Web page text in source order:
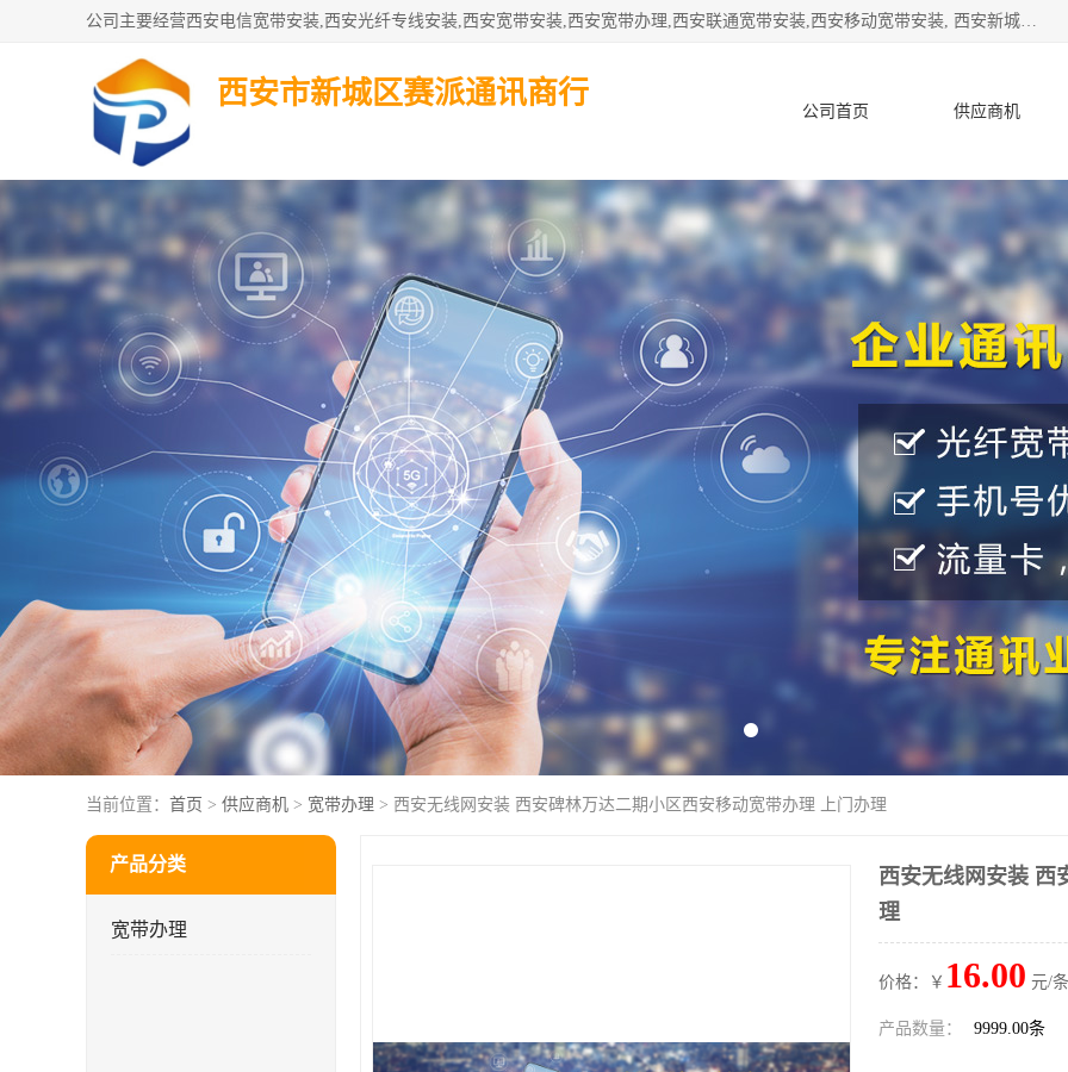
公司主要经营西安电信宽带安装,西安光纤专线安装,西安宽带安装,西安宽带办理,西安联通宽带安装,西安移动宽带安装, 西安新城赛派通讯商行从事西安地区的联通，移动，电信宽带安装，光纤专线安装，宽带办理等业务
西安市新城区赛派通讯商行
公司首页 供应商机
产品知识 客户案例
当前位置： 首页 > 供应商机 > 宽带办理 > 西安无线网安装 西安碑林万达二期小区西安移动宽带办理 上门办理
产品分类
宽带办理
西安无线网安装 西
理
价格：￥ 16.00 元/
产品数量： 9999.00条